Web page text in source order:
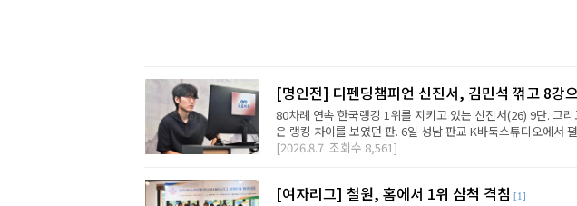
[명인전] 디펜딩챔피언 신진서, 김민석 꺾고 8강
80차례 연속 한국랭킹 1위를 지키고 있는 신진서(26) 9단. 그
은 랭킹 차이를 보였던 판. 6일 성남 판교 K바둑스튜디오에서
[2026.8.7 조회수 8,561]
[여자리그] 철원, 홈에서 1위 삼척 격침 [1]